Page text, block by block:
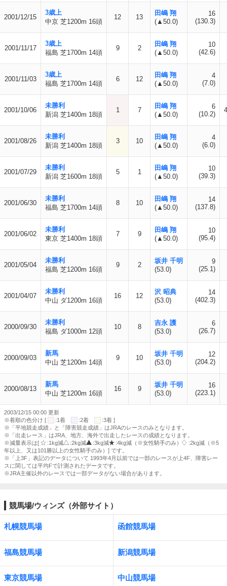
2001/12/15
3歳上
中京 芝1200m 16頭
12 13
田嶋 翔
(▲50.0)
16
(130.3)
2001/11/17
3歳上
福島 芝1700m 14頭
9 2
田嶋 翔
(▲50.0)
10
(42.6)
2001/11/03
3歳上
福島 芝1700m 14頭
6 12
田嶋 翔
(▲50.0)
4
(7.0)
2001/10/06
未勝利
新潟 芝1400m 18頭
1 7
田嶋 翔
(▲50.0)
6
(10.2)
2001/08/26
未勝利
新潟 芝1400m 18頭
3 10
田嶋 翔
(▲50.0)
4
(6.0)
2001/07/29
未勝利
新潟 芝1600m 18頭
5 1
田嶋 翔
(▲50.0)
10
(39.3)
2001/06/30
未勝利
福島 芝1700m 14頭
8 10
田嶋 翔
(▲50.0)
14
(137.8)
2001/06/02
未勝利
東京 芝1400m 18頭
7 9
田嶋 翔
(▲50.0)
10
(95.4)
2001/05/04
未勝利
福島 芝1200m 16頭
9 2
坂井 千明
(53.0)
9
(25.1)
2001/04/07
未勝利
中山 ダ1200m 16頭
16 12
沢 昭典
(53.0)
14
(402.3)
2000/09/30
未勝利
福島 ダ1000m 12頭
10 8
吉永 護
(53.0)
6
(26.7)
2000/09/03
新馬
中山 芝1200m 14頭
9 10
坂井 千明
(53.0)
12
(204.2)
2000/08/13
新馬
中山 芝1200m 16頭
16 9
坂井 千明
(53.0)
16
(223.1)
2003/12/15 00:00 更新
※着順の色分け [
:1着 :2着
:3着 ]
※「平地競走成績」と「障害競走成績」はJRAのレースのみとなります。
※「出走レース」はJRA、地方、海外で出走したレースの成績となります。
※減量表示は[
:1kg減 :2kg減 :3kg減 :4kg減（※女性騎手のみ）
:2kg減（※5
年以上、又は101勝以上の女性騎手のみ）] です。
※「上3F」表記のデータについて 1993年4月以前では一部のレースが上4F、障害レー
スに関しては平均Fで計測されたデータです。
※JRA主催以外のレースでは一部データがない場合があります。
競馬場/ウィンズ（外部サイト）
札幌競馬場 函館競馬場
福島競馬場 新潟競馬場
東京競馬場 中山競馬場